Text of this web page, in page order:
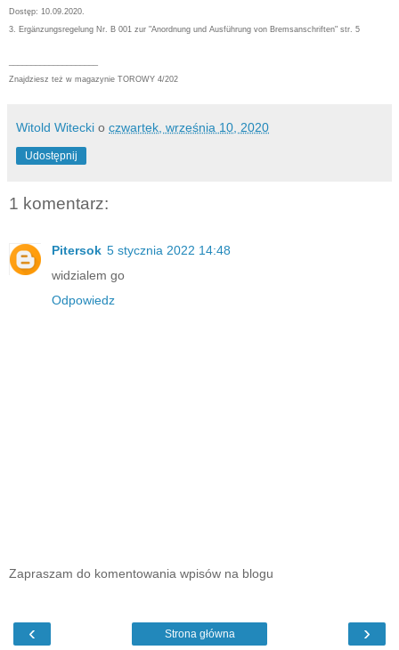
Dostęp: 10.09.2020.
3. Ergänzungsregelung Nr. B 001 zur "Anordnung und Ausführung von Bremsanschriften" str. 5
Znajdziesz też w magazynie TOROWY 4/202
Witold Witecki o czwartek, września 10, 2020
Udostępnij
1 komentarz:
Pitersok 5 stycznia 2022 14:48
widzialem go
Odpowiedz
Zapraszam do komentowania wpisów na blogu
‹ ›
Strona główna